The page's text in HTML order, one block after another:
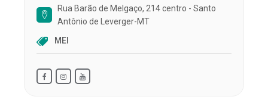
Rua Barão de Melgaço, 214 centro - Santo
Antônio de Leverger-MT
MEI